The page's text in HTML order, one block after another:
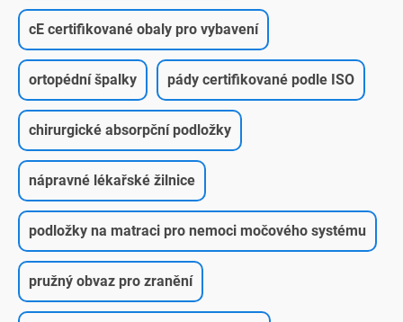
cE certifikované obaly pro vybavení
ortopédní špalky pády certifikované podle ISO
chirurgické absorpční podložky
nápravné lékařské žilnice
podložky na matraci pro nemoci močového systému
pružný obvaz pro zranění